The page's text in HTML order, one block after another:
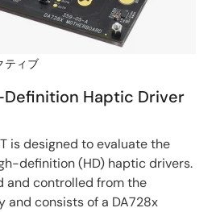
ティブ
Definition Haptic Driver
is designed to evaluate the
definition (HD) haptic drivers.
and controlled from the
and consists of a DA728x